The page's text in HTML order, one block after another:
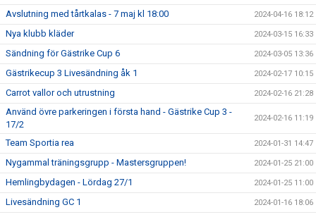
Avslutning med tårtkalas - 7 maj kl 18:00 2024-04-16 18:12
Nya klubb kläder 2024-03-15 16:33
Sändning för Gästrike Cup 6 2024-03-05 13:36
Gästrikecup 3 Livesändning åk 1 2024-02-17 10:15
Carrot vallor och utrustning 2024-02-16 21:28
Använd övre parkeringen i första hand - Gästrike Cup 3 -
17/2
2024-02-16 11:19
Team Sportia rea 2024-01-31 14:47
Nygammal träningsgrupp - Mastersgruppen! 2024-01-25 21:00
Hemlingbydagen - Lördag 27/1 2024-01-25 11:00
Livesändning GC 1 2024-01-16 18:06